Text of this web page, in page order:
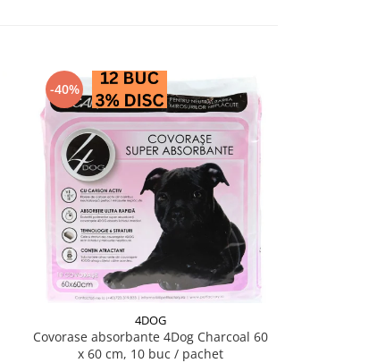
-40%
4DOG
Covorase absorbante 4Dog Charcoal 60
x 60 cm, 10 buc / pachet